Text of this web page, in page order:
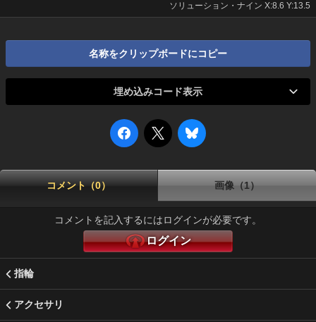
ソリューション・ナイン X:8.6 Y:13.5
名称をクリップボードにコピー
埋め込みコード表示
コメント（0） 画像（1）
コメントを記入するにはログインが必要です。
ログイン
指輪
アクセサリ